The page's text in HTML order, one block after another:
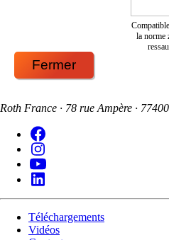
la norme
Fermer
Roth France · 78 rue Ampère ·
Téléchargements
Vidéos